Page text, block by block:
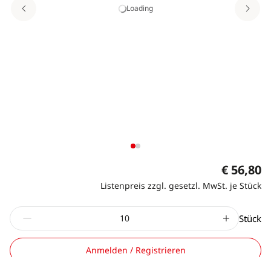
Loading
€ 56,80
Listenpreis zzgl. gesetzl. MwSt. je Stück
Stück
Anmelden / Registrieren